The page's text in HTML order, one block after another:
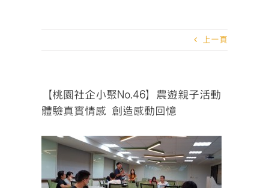
上一頁
【桃園社企小聚No.46】農遊親子活動
體驗真實情感 創造感動回憶